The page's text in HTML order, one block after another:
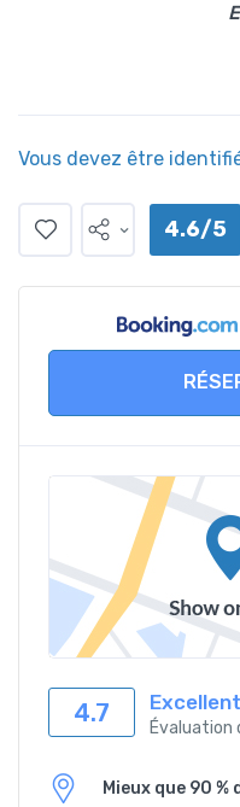
Vous devez être
4.6/5
4.7 Excellent
Évaluation
Mieux que 90 %